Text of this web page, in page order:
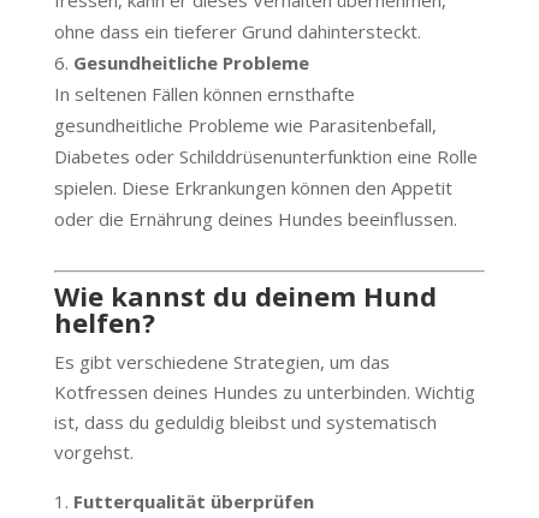
ohne dass ein tieferer Grund dahintersteckt.
Gesundheitliche Probleme
In seltenen Fällen können ernsthafte
gesundheitliche Probleme wie Parasitenbefall,
Diabetes oder Schilddrüsenunterfunktion eine Rolle
spielen. Diese Erkrankungen können den Appetit
oder die Ernährung deines Hundes beeinflussen.
Wie kannst du deinem Hund
helfen?
Es gibt verschiedene Strategien, um das
Kotfressen deines Hundes zu unterbinden. Wichtig
ist, dass du geduldig bleibst und systematisch
vorgehst.
Futterqualität überprüfen